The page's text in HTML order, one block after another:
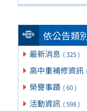
依公告類
最新消息 ( 325 )
高中重補修資訊
榮譽事蹟 ( 60 )
活動資訊 ( 598 )